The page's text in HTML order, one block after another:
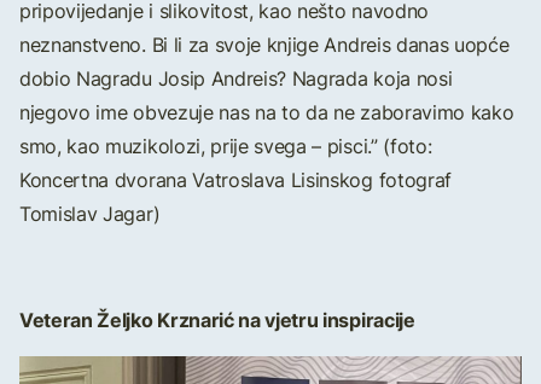
pripovijedanje i slikovitost, kao nešto navodno
neznanstveno. Bi li za svoje knjige Andreis danas uopće
dobio Nagradu Josip Andreis? Nagrada koja nosi
njegovo ime obvezuje nas na to da ne zaboravimo kako
smo, kao muzikolozi, prije svega – pisci.” (foto:
Koncertna dvorana Vatroslava Lisinskog fotograf
Tomislav Jagar)
Veteran Željko Krznarić na vjetru inspiracije